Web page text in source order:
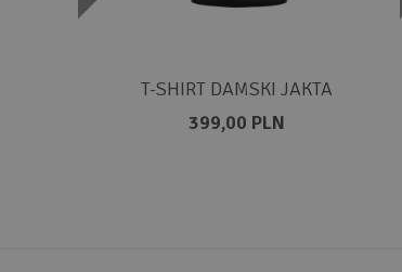
T-SHIRT DAMSKI JAKTA
399,00 PLN